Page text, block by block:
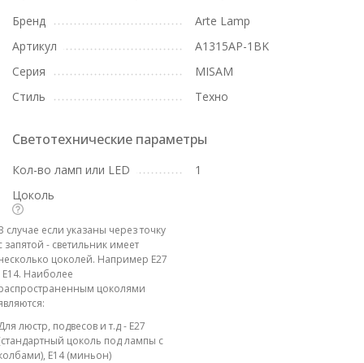
Бренд
Arte Lamp
Артикул
A1315AP-1BK
Серия
MISAM
Стиль
Техно
Светотехнические параметры
Кол-во ламп или LED
1
Цоколь
случае если указаны через точку
запятой - светильник имеет
цоколей. Например E27
E14. Наиболее
цоколями
люстр, подвесов и т.д - E27
цоколь под лампы с
E14 (миньон)